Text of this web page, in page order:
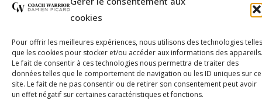
cookies
Pour offrir les meilleures expériences, nous utilisons des technologies telles
que les cookies pour stocker et/ou accéder aux informations des appareils.
Le fait de consentir à ces technologies nous permettra de traiter des
données telles que le comportement de navigation ou les ID uniques sur ce
site. Le fait de ne pas consentir ou de retirer son consentement peut avoir
un effet négatif sur certaines caractéristiques et fonctions.